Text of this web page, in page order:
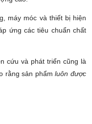
máy móc và thiết bị hiện
ứng các tiêu chuẩn chất
cứu và phát triển cũng là
rằng sản phẩmluôn được